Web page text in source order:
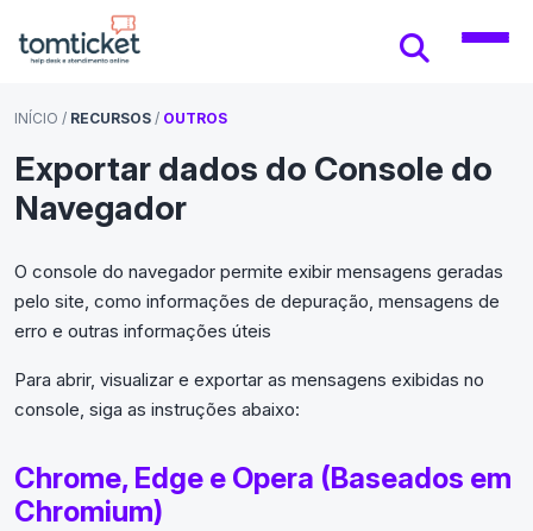
INÍCIO / RECURSOS / OUTROS
Exportar dados do Console do
Navegador
O console do navegador permite exibir mensagens geradas
pelo site, como informações de depuração, mensagens de
erro e outras informações úteis
Para abrir, visualizar e exportar as mensagens exibidas no
console, siga as instruções abaixo:
Chrome, Edge e Opera (Baseados em
Chromium)